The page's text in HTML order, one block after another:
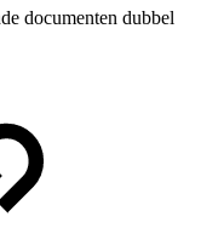
documenten dubbel